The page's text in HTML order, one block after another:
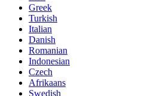
Greek
Turkish
Italian
Danish
Romanian
Indonesian
Czech
Afrikaans
Swedish